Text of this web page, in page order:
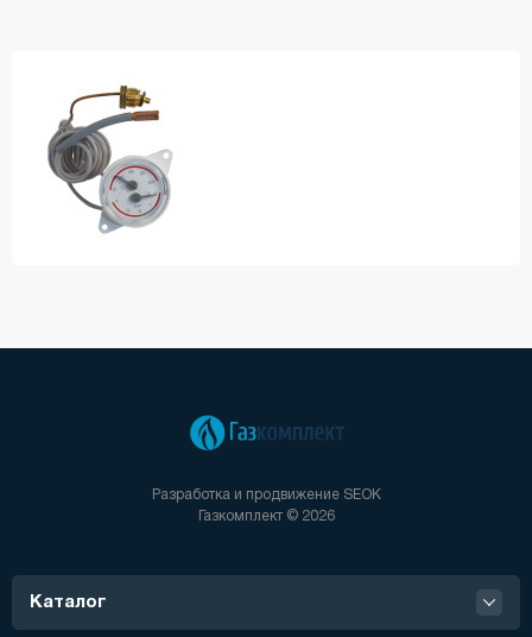
Разработка и продвижение SEOK
Газкомплект © 2026
Каталог